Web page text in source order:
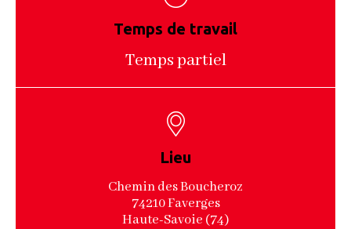
Temps de travail
Temps partiel
Lieu
Chemin des Boucheroz
74210 Faverges
Haute-Savoie (74)